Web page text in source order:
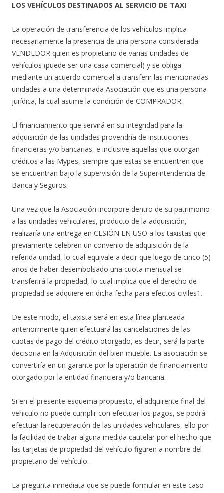
LOS VEHÍCULOS DESTINADOS AL SERVICIO DE TAXI
La operación de transferencia de los vehículos implica
necesariamente la presencia de una persona considerada
VENDEDOR quien es propietario de varias unidades de
vehículos (puede ser una casa comercial) y se obliga
mediante un acuerdo comercial a transferir las mencionadas
unidades a una determinada Asociación que es una persona
jurídica, la cual asume la condición de COMPRADOR.
El financiamiento que servirá en su integridad para la
adquisición de las unidades provendría de instituciones
financieras y/o bancarias, e inclusive aquellas que otorgan
créditos a las Mypes, siempre que estas se encuentren que
se encuentran bajo la supervisión de la Superintendencia de
Banca y Seguros.
Una vez que la Asociación incorpore dentro de su patrimonio
a las unidades vehiculares, producto de la adquisición,
realizaría una entrega en CESIÓN EN USO a los taxistas que
previamente celebren un convenio de adquisición de la
referida unidad, lo cual equivale a decir que luego de cinco (5)
años de haber desembolsado una cuota mensual se
transferirá la propiedad, lo cual implica que el derecho de
propiedad se adquiere en dicha fecha para efectos civiles1.
De este modo, el taxista será en esta línea planteada
anteriormente quien efectuará las cancelaciones de las
cuotas de pago del crédito otorgado, es decir, será la parte
decisoria en la Adquisición del bien mueble. La asociación se
convertiría en un garante por la operación de financiamiento
otorgado por la entidad financiera y/o bancaria.
Si en el presente esquema propuesto, el adquirente final del
vehiculo no puede cumplir con efectuar los pagos, se podrá
efectuar la recuperación de las unidades vehiculares, ello por
la facilidad de trabar alguna medida cautelar por el hecho que
las tarjetas de propiedad del vehículo figuren a nombre del
propietario del vehículo.
La pregunta inmediata que se puede formular en este caso